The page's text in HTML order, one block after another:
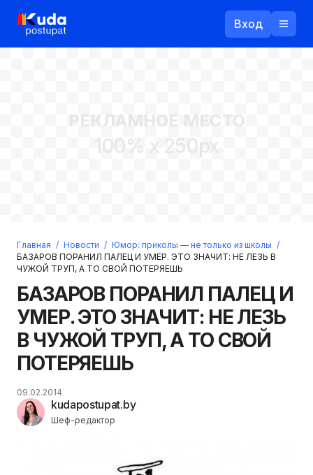
Вход
Войти
Прислать пароль
РЕКЛАМНОЕ МЕСТО
100% x 250px
Главная / Новости / Юмор: приколы — не только из школы /
БАЗАРОВ ПОРАНИЛ ПАЛЕЦ И УМЕР. ЭТО ЗНАЧИТ: НЕ ЛЕЗЬ В
ЧУЖОЙ ТРУП, А ТО СВОЙ ПОТЕРЯЕШЬ
БАЗАРОВ ПОРАНИЛ ПАЛЕЦ И
УМЕР. ЭТО ЗНАЧИТ: НЕ ЛЕЗЬ
В ЧУЖОЙ ТРУП, А ТО СВОЙ
ПОТЕРЯЕШЬ
kudapostupat.by
Шеф-редактор
09.02.2014